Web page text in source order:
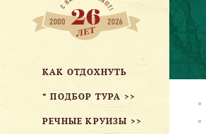
КАК ОТДОХНУТЬ
* ПОДБОР ТУРА >>
РЕЧНЫЕ КРУИЗЫ >>